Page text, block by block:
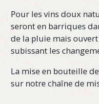
Pour les vins doux
seront en barriques
de la pluie mais
subissant les
La mise en bouteille
sur notre chaîne de